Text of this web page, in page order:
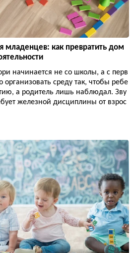
младенцев: как превратить дом
начинается не со школы, а с перв
организовать среду так, чтобы ребе
а родитель лишь наблюдал. Зву
железной дисциплины от взрос